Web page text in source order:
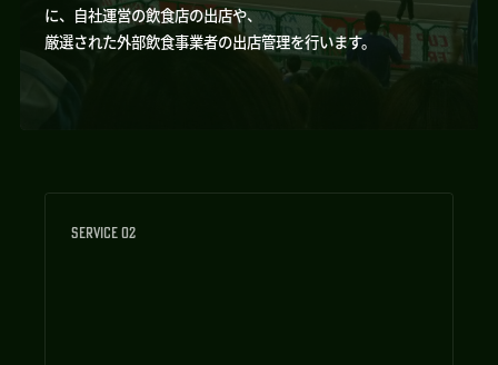
に、自社運営の飲食店の出店や、
厳選された外部飲食事業者の出店管理を行います。
SERVICE 02